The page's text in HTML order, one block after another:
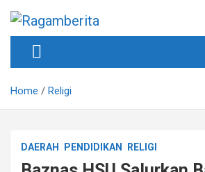
content
Ragamberita
Informatif, Edukatif & Inpiratif
Home Religi
DAERAH PENDIDIKAN RELIGI